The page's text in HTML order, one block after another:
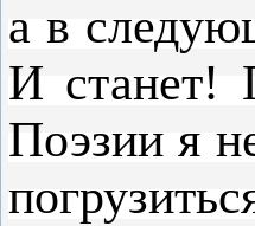
а в
И станет!
Поэзии я